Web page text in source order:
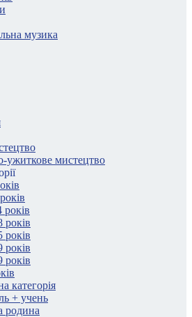
музика
ужиткове мистецтво
років
років
років
років
років
категорія
+ учень
родина